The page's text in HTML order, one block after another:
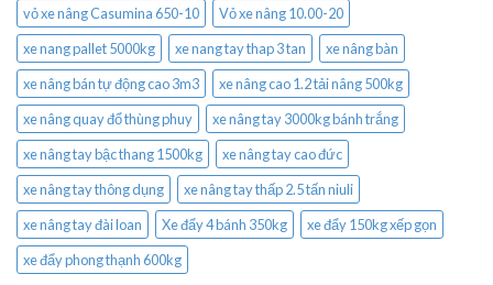
vỏ xe nâng Casumina 650-10
Vỏ xe nâng 10.00-20
xe nang pallet 5000kg
xe nang tay thap 3 tan
xe nâng bàn
xe nâng bán tự động cao 3m3
xe nâng cao 1.2 tải nâng 500kg
xe nâng quay đổ thùng phuy
xe nâng tay 3000kg bánh trắng
xe nâng tay bậc thang 1500kg
xe nâng tay cao đức
xe nâng tay thông dụng
xe nâng tay thấp 2.5 tấn niuli
xe nâng tay đài loan
Xe đẩy 4 bánh 350kg
xe đẩy 150kg xếp gọn
xe đẩy phong thạnh 600kg